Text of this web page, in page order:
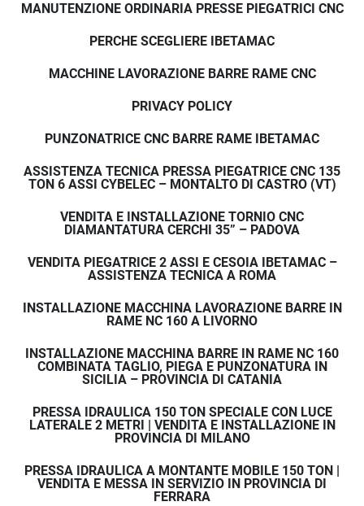
MANUTENZIONE ORDINARIA PRESSE PIEGATRICI CNC
PERCHE SCEGLIERE IBETAMAC
MACCHINE LAVORAZIONE BARRE RAME CNC
PRIVACY POLICY
PUNZONATRICE CNC BARRE RAME IBETAMAC
ASSISTENZA TECNICA PRESSA PIEGATRICE CNC 135
TON 6 ASSI CYBELEC – MONTALTO DI CASTRO (VT)
VENDITA E INSTALLAZIONE TORNIO CNC
DIAMANTATURA CERCHI 35” – PADOVA
VENDITA PIEGATRICE 2 ASSI E CESOIA IBETAMAC –
ASSISTENZA TECNICA A ROMA
INSTALLAZIONE MACCHINA LAVORAZIONE BARRE IN
RAME NC 160 A LIVORNO
INSTALLAZIONE MACCHINA BARRE IN RAME NC 160
COMBINATA TAGLIO, PIEGA E PUNZONATURA IN
SICILIA – PROVINCIA DI CATANIA
PRESSA IDRAULICA 150 TON SPECIALE CON LUCE
LATERALE 2 METRI | VENDITA E INSTALLAZIONE IN
PROVINCIA DI MILANO
PRESSA IDRAULICA A MONTANTE MOBILE 150 TON |
VENDITA E MESSA IN SERVIZIO IN PROVINCIA DI
FERRARA